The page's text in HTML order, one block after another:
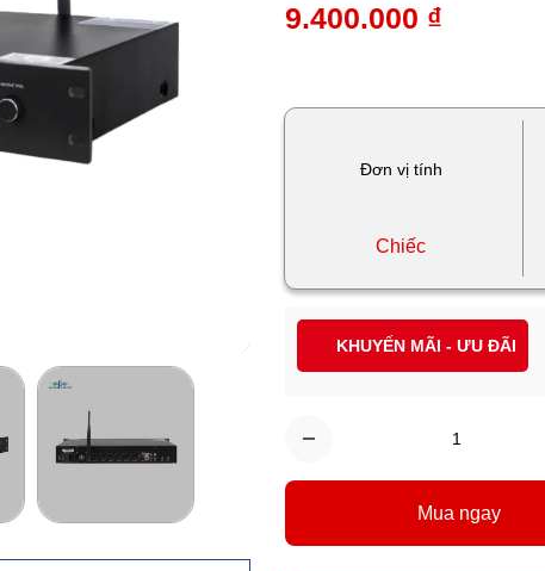
Đơn vị tính
Chiếc
9.400.000 ₫
Mua ngay
KHUYẾN MÃI - ƯU ĐÃI